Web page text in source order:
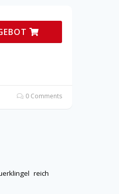
0 Comments
reich